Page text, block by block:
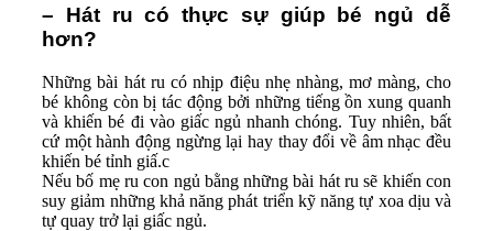
– Hát ru có thực sự giúp bé ngủ dễ
hơn?
Những bài hát ru có nhịp điệu nhẹ nhàng, mơ màng, cho
bé không còn bị tác động bởi những tiếng ồn xung quanh
và khiến bé đi vào giấc ngủ nhanh chóng. Tuy nhiên, bất
cứ một hành động ngừng lại hay thay đổi về âm nhạc đều
khiến bé tỉnh giấ.c
Nếu bố mẹ ru con ngủ bằng những bài hát ru sẽ khiến con
suy giảm những khả năng phát triển kỹ năng tự xoa dịu và
tự quay trở lại giấc ngủ.